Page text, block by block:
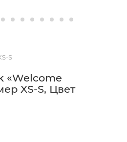
S
«Welcome
XS-S, Цвет